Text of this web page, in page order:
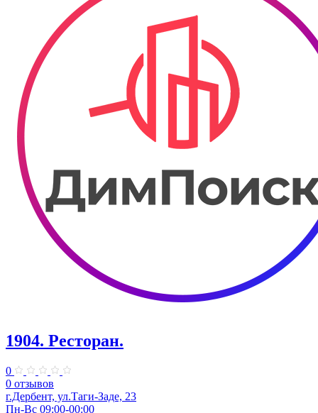
1904. ​Ресторан.
0
0 отзывов
г.Дербент, ​ул.​Таги-Заде, 23
Пн-Вс 09:00-00:00